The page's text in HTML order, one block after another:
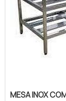
MESA INOX